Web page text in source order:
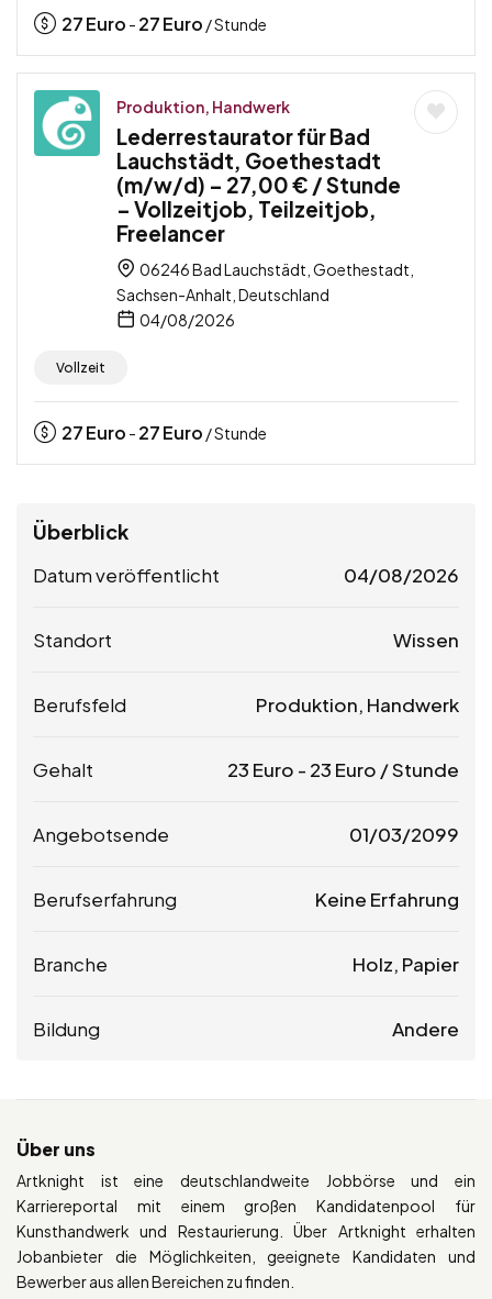
27Euro - 27Euro / Stunde
Produktion, Handwerk
Lederrestaurator für Bad
Lauchstädt, Goethestadt
(m/w/d) – 27,00 € / Stunde
– Vollzeitjob, Teilzeitjob,
Freelancer
06246 Bad Lauchstädt, Goethestadt,
Sachsen-Anhalt, Deutschland
04/08/2026
Vollzeit
27Euro - 27Euro / Stunde
Überblick
Datum veröffentlicht 04/08/2026
Standort Wissen
Berufsfeld Produktion, Handwerk
Gehalt 23 Euro - 23 Euro / Stunde
Angebotsende 01/03/2099
Berufserfahrung Keine Erfahrung
Branche Holz, Papier
Bildung Andere
Über uns
Artknight ist eine deutschlandweite Jobbörse und ein
Karriereportal mit einem großen Kandidatenpool für
Kunsthandwerk und Restaurierung. Über Artknight erhalten
Jobanbieter die Möglichkeiten, geeignete Kandidaten und
Bewerber aus allen Bereichen zu finden.